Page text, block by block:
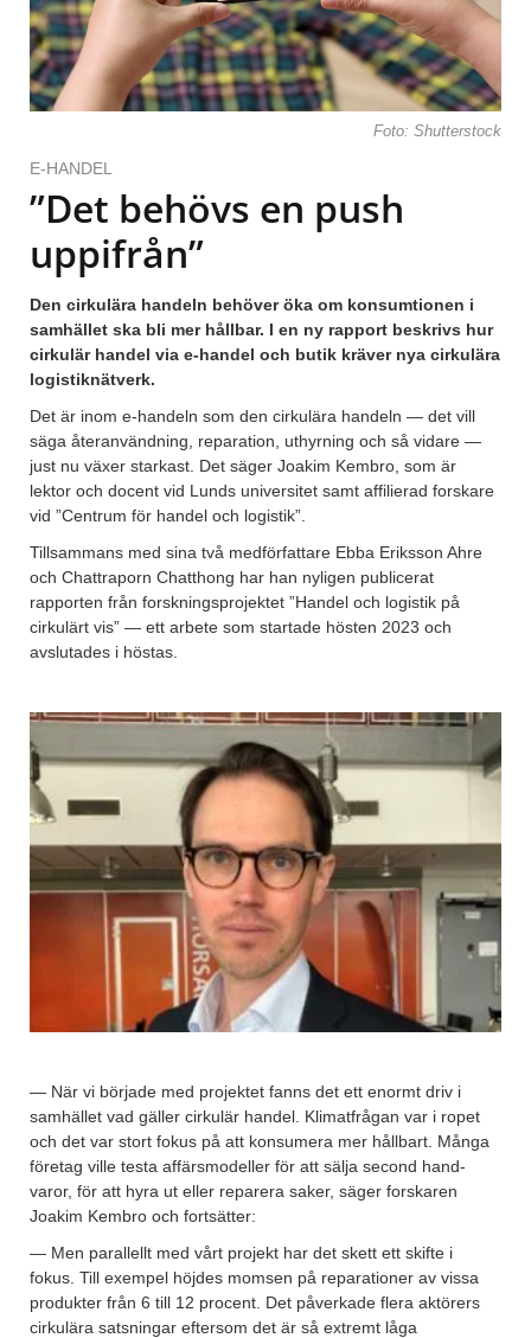
Foto: Shutterstock
E-HANDEL
”Det behövs en push
uppifrån”
Den cirkulära handeln behöver öka om konsumtionen i
samhället ska bli mer hållbar. I en ny rapport beskrivs hur
cirkulär handel via e-handel och butik kräver nya cirkulära
logistiknätverk.
Det är inom e-handeln som den cirkulära handeln — det vill
säga återanvändning, reparation, uthyrning och så vidare —
just nu växer starkast. Det säger Joakim Kembro, som är
lektor och docent vid Lunds universitet samt affilierad forskare
vid ”Centrum för handel och logistik”.
Tillsammans med sina två medförfattare Ebba Eriksson Ahre
och Chattraporn Chatthong har han nyligen publicerat
rapporten från forskningsprojektet ”Handel och logistik på
cirkulärt vis” — ett arbete som startade hösten 2023 och
avslutades i höstas.
— När vi började med projektet fanns det ett enormt driv i
samhället vad gäller cirkulär handel. Klimatfrågan var i ropet
och det var stort fokus på att konsumera mer hållbart. Många
företag ville testa affärsmodeller för att sälja second hand-
varor, för att hyra ut eller reparera saker, säger forskaren
Joakim Kembro och fortsätter:
— Men parallellt med vårt projekt har det skett ett skifte i
fokus. Till exempel höjdes momsen på reparationer av vissa
produkter från 6 till 12 procent. Det påverkade flera aktörers
cirkulära satsningar eftersom det är så extremt låga